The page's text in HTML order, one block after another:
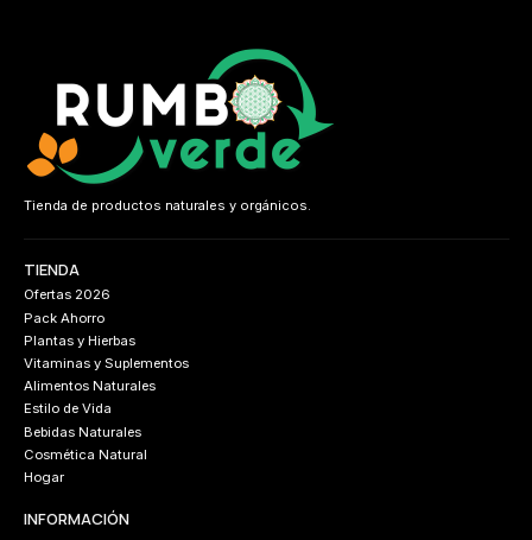
Tienda de productos naturales y orgánicos.
TIENDA
Ofertas 2026
Pack Ahorro
Plantas y Hierbas
Vitaminas y Suplementos
Alimentos Naturales
Estilo de Vida
Bebidas Naturales
Cosmética Natural
Hogar
INFORMACIÓN